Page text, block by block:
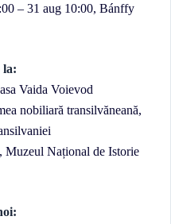
– 31 aug 10:00, Bánffy
la:
Vaida Voievod
nobiliară transilvăneană,
Muzeul Național de Istorie